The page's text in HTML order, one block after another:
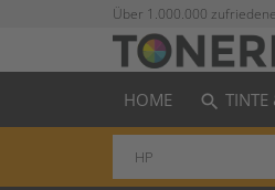
Über 1.000.000
HOME search TINTE